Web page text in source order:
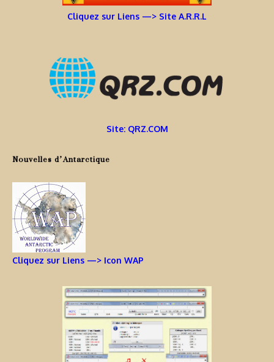
Cliquez sur Liens —> Site A.R.R.L
Site: QRZ.COM
Nouvelles d’Antarctique
Cliquez sur Liens —> Icon WAP